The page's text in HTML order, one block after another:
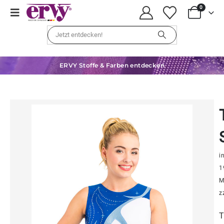
0
ERVY Stoffe & Farben entdecken